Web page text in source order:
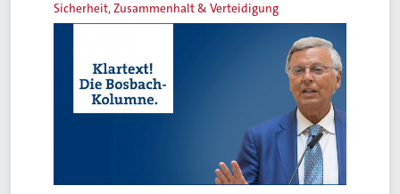
Sicherheit, Zusammenhalt & Verteidigung